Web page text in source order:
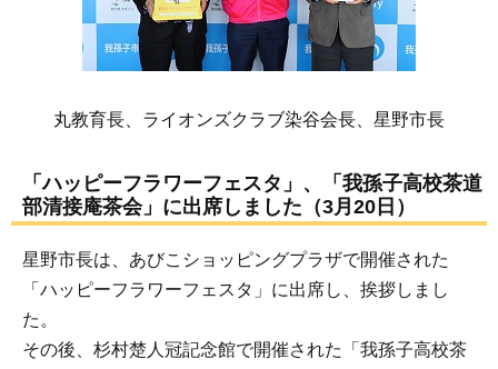
丸教育長、ライオンズクラブ染谷会長、星野市長
「ハッピーフラワーフェスタ」、「我孫子高校茶道
部清接庵茶会」に出席しました（3月20日）
星野市長は、あびこショッピングプラザで開催された
「ハッピーフラワーフェスタ」に出席し、挨拶しまし
た。
その後、杉村楚人冠記念館で開催された「我孫子高校茶